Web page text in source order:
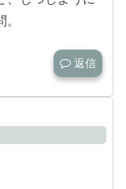
返信